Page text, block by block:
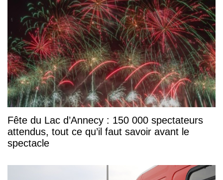
Fête du Lac d’Annecy : 150 000 spectateurs
attendus, tout ce qu’il faut savoir avant le
spectacle